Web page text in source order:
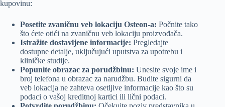
kupovinu:
Posetite zvaničnu veb lokaciju Osteon-a: Počnite tako
što ćete otići na zvaničnu veb lokaciju proizvođača.
Istražite dostavljene informacije: Pregledajte
dostupne detalje, uključujući uputstva za upotrebu i
kliničke studije.
Popunite obrazac za porudžbinu: Unesite svoje ime i
broj telefona u obrazac za narudžbu. Budite sigurni da
veb lokacija ne zahteva osetljive informacije kao što su
podaci o vašoj kreditnoj kartici ili lični podaci.